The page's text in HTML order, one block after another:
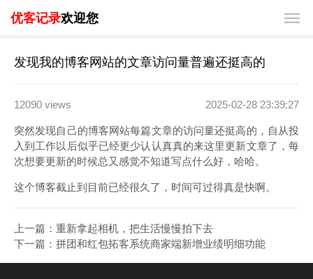
优客记录欢迎您
发现我的博客网站的文章访问量普遍还挺高的
12090 views 2025-02-28 23:39:27
突然发现自己的博客网站每篇文章的访问量还挺高的，自从投
入到工作以后似乎已经更少认认真真的来这里更新文章了，每
次想要更新的时候总又感觉不知道写点什么好，哈哈。
这个博客截止到目前已经很久了，时间可过得真是快啊。
上一篇： 重新拿起相机，把生活慢慢拍下去
下一篇： 拼团和红包拓客系统商家端新增业绩明细功能